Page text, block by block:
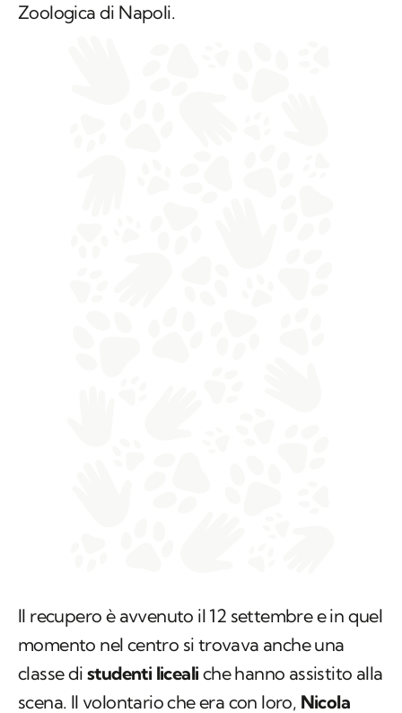
Zoologica di Napoli.
Il recupero è avvenuto il 12 settembre e in quel
momento nel centro si trovava anche una
classe distudenti liceali che hanno assistito alla
scena. Il volontario che era con loro, Nicola